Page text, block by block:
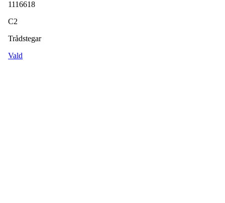
1116618
C2
Trådstegar
Vald